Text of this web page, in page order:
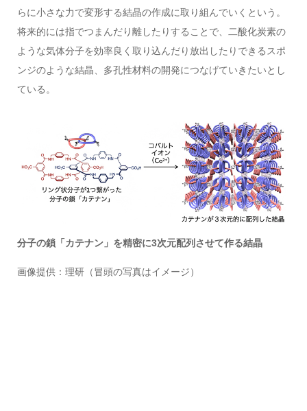
らに小さな力で変形する結晶の作成に取り組んでいくという。
将来的には指でつまんだり離したりすることで、二酸化炭素の
ような気体分子を効率良く取り込んだり放出したりできるスポ
ンジのような結晶、多孔性材料の開発につなげていきたいとし
ている。
分子の鎖「カテナン」を精密に3次元配列させて作る結晶
画像提供：理研（冒頭の写真はイメージ）